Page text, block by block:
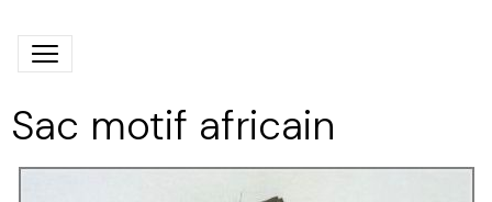
Sac motif africain